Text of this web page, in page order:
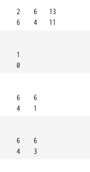
2
6
6
4
13
11
1
0
6
4
6
1
6
4
6
3